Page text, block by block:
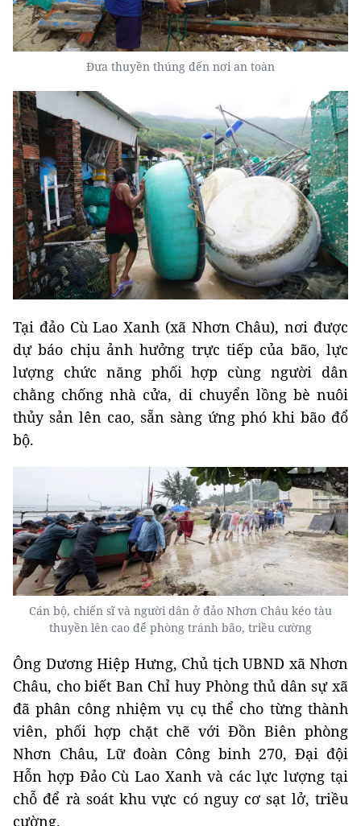
Đưa thuyền thúng đến nơi an toàn
Tại đảo Cù Lao Xanh (xã Nhơn Châu), nơi được
dự báo chịu ảnh hưởng trực tiếp của bão, lực
lượng chức năng phối hợp cùng người dân
chằng chống nhà cửa, di chuyển lồng bè nuôi
thủy sản lên cao, sẵn sàng ứng phó khi bão đổ
bộ.
Cán bộ, chiến sĩ và người dân ở đảo Nhơn Châu kéo tàu
thuyền lên cao để phòng tránh bão, triều cường
Ông Dương Hiệp Hưng, Chủ tịch UBND xã Nhơn
Châu, cho biết Ban Chỉ huy Phòng thủ dân sự xã
đã phân công nhiệm vụ cụ thể cho từng thành
viên, phối hợp chặt chẽ với Đồn Biên phòng
Nhơn Châu, Lữ đoàn Công binh 270, Đại đội
Hỗn hợp Đảo Cù Lao Xanh và các lực lượng tại
chỗ để rà soát khu vực có nguy cơ sạt lở, triều
cường.